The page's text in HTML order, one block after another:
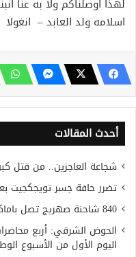
لهذا اوصلناكم ولا به عنا
اسلامه ولد العابد – انغولا
أحدث المقالات
شجاعة العاجزين.. من قتل
تضرر حافة جسر تويجكجيت
840 شاحنة صهريج تصل باماكو ضمن جهود تأمين إمدادات الوقود
الحوض الشرقي: أربع
اليوم الأول من الأسبوع